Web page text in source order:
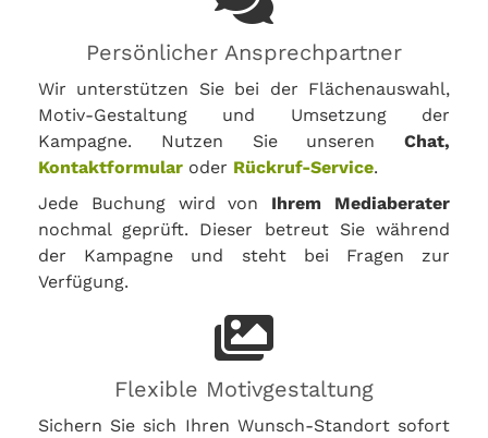
Persönlicher Ansprechpartner
Wir unterstützen Sie bei der Flächenauswahl,
Motiv-Gestaltung und Umsetzung der
Kampagne. Nutzen Sie unseren Chat,
Kontaktformular oder Rückruf-Service.
Jede Buchung wird von Ihrem Mediaberater
nochmal geprüft. Dieser betreut Sie während
der Kampagne und steht bei Fragen zur
Verfügung.
Flexible Motivgestaltung
Sichern Sie sich Ihren Wunsch-Standort sofort